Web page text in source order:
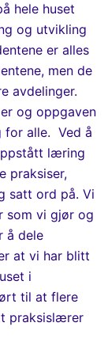
hele huset
og utvikling
er alles
men de
avdelinger.
og oppgaven
for alle. Ved å
læring
praksiser,
satt ord på. Vi
som vi gjør og
å dele
at vi har blitt
i
til at flere
praksislærer